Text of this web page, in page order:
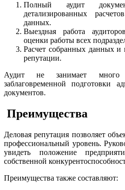
Полный аудит
детализированных
данных.
Выездная работа
оценки работы всех
Расчет собранных данных и
репутации.
Аудит не занимает
заблаговременной подготовки
документов.
Преимущества
Деловая репутация позволяет
профессиональный уровень.
увидеть положение
собственной
Преимущества также составляют: